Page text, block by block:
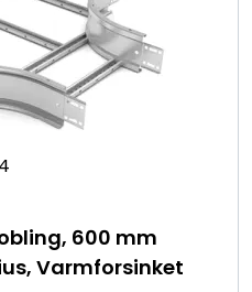
600 mm
Varmforsinket